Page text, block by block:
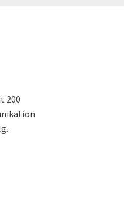
200